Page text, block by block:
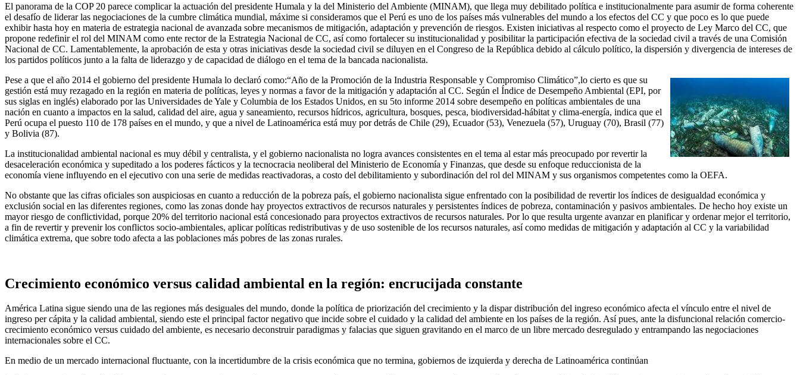
El panorama de la COP 20 parece complicar la actuación del presidente Humala y la del Ministerio del Ambiente (MINAM), que llega muy debilitado política e institucionalmente para asumir de forma coherente
el desafío de liderar las negociaciones de la cumbre climática mundial, máxime si consideramos que el Perú es uno de los países más vulnerables del mundo a los efectos del CC y que poco es lo que puede
exhibir hasta hoy en materia de estrategia nacional de avanzada sobre mecanismos de mitigación, adaptación y prevención de riesgos. Existen iniciativas al respecto como el proyecto de Ley Marco del CC, que
propone redefinir el rol del MINAM como ente rector de la Estrategia Nacional de CC, así como fortalecer su institucionalidad y posibilitar la participación efectiva de la sociedad civil a través de una Comisión
Nacional de CC. Lamentablemente, la aprobación de esta y otras iniciativas desde la sociedad civil se diluyen en el Congreso de la República debido al cálculo político, la dispersión y divergencia de intereses de
los partidos políticos junto a la falta de liderazgo y de capacidad de diálogo en el tema de la bancada nacionalista.
Pese a que el año 2014 el gobierno del presidente Humala lo declaró como:“Año de la Promoción de la Industria Responsable y Compromiso Climático”,lo cierto es que su
gestión está muy rezagado en la región en materia de políticas, leyes y normas a favor de la mitigación y adaptación al CC. Según el Índice de Desempeño Ambiental (EPI, por
sus siglas en inglés) elaborado por las Universidades de Yale y Columbia de los Estados Unidos, en su 5to informe 2014 sobre desempeño en políticas ambientales de una
nación en cuanto a impactos en la salud, calidad del aire, agua y saneamiento, recursos hídricos, agricultura, bosques, pesca, biodiversidad-hábitat y clima-energía, indica que el
Perú ocupa el puesto 110 de 178 países en el mundo, y que a nivel de Latinoamérica está muy por detrás de Chile (29), Ecuador (53), Venezuela (57), Uruguay (70), Brasil (77)
y Bolivia (87).
La institucionalidad ambiental nacional es muy débil y centralista, y el gobierno nacionalista no logra avances consistentes en el tema al estar más preocupado por revertir la
desaceleración económica y supeditado a los poderes fácticos y la tecnocracia neoliberal del Ministerio de Economía y Finanzas, que desde su enfoque reduccionista de la
economía viene influyendo en el ejecutivo con una serie de medidas reactivadoras, a costo del debilitamiento y subordinación del rol del MINAM y sus organismos competentes como la OEFA.
No obstante que las cifras oficiales son auspiciosas en cuanto a reducción de la pobreza país, el gobierno nacionalista sigue enfrentado con la posibilidad de revertir los índices de desigualdad económica y
exclusión social en las diferentes regiones, como las zonas donde hay proyectos extractivos de recursos naturales y persistentes índices de pobreza, contaminación y pasivos ambientales. De hecho hoy existe un
mayor riesgo de conflictividad, porque 20% del territorio nacional está concesionado para proyectos extractivos de recursos naturales. Por lo que resulta urgente avanzar en planificar y ordenar mejor el territorio,
a fin de revertir y prevenir los conflictos socio-ambientales, aplicar políticas redistributivas y de uso sostenible de los recursos naturales, así como medidas de mitigación y adaptación al CC y la variabilidad
climática extrema, que sobre todo afecta a las poblaciones más pobres de las zonas rurales.
Crecimiento económico versus calidad ambiental en la región: encrucijada constante
América Latina sigue siendo una de las regiones más desiguales del mundo, donde la política de priorización del crecimiento y la dispar distribución del ingreso económico afecta el vínculo entre el nivel de
ingreso per cápita y la calidad ambiental, siendo este el principal factor negativo que incide sobre el cuidado y la calidad del ambiente en los países de la región. Así pues, ante la disfuncional relación comercio-
crecimiento económico versus cuidado del ambiente, es necesario deconstruir paradigmas y falacias que siguen gravitando en el marco de un libre mercado desregulado y entrampando las negociaciones
internacionales sobre el CC.
En medio de un mercado internacional fluctuante, con la incertidumbre de la crisis económica que no termina, gobiernos de izquierda y derecha de Latinoamérica continúan